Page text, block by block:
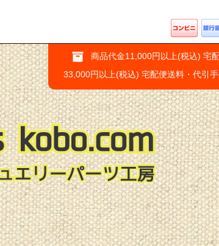
商品代金11,000円以上(税込) 宅
33,000円以上(税込) 宅配便送料・代引